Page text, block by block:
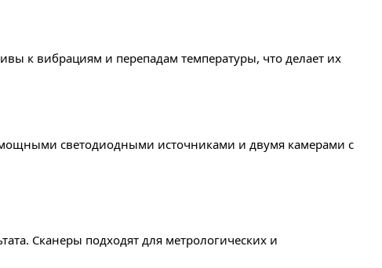
к вибрациям и перепадам температуры, что делает их
светодиодными источниками и двумя камерами с
Сканеры подходят для метрологических и